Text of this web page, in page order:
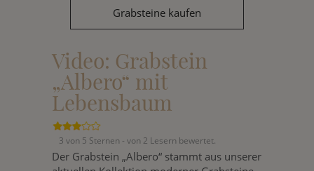
Grabsteine kaufen
Video: Grabstein
„Albero“ mit
Lebensbaum
3 von 5 Sternen - von 2 Lesern bewertet.
Der Grabstein „Albero“ stammt aus unserer